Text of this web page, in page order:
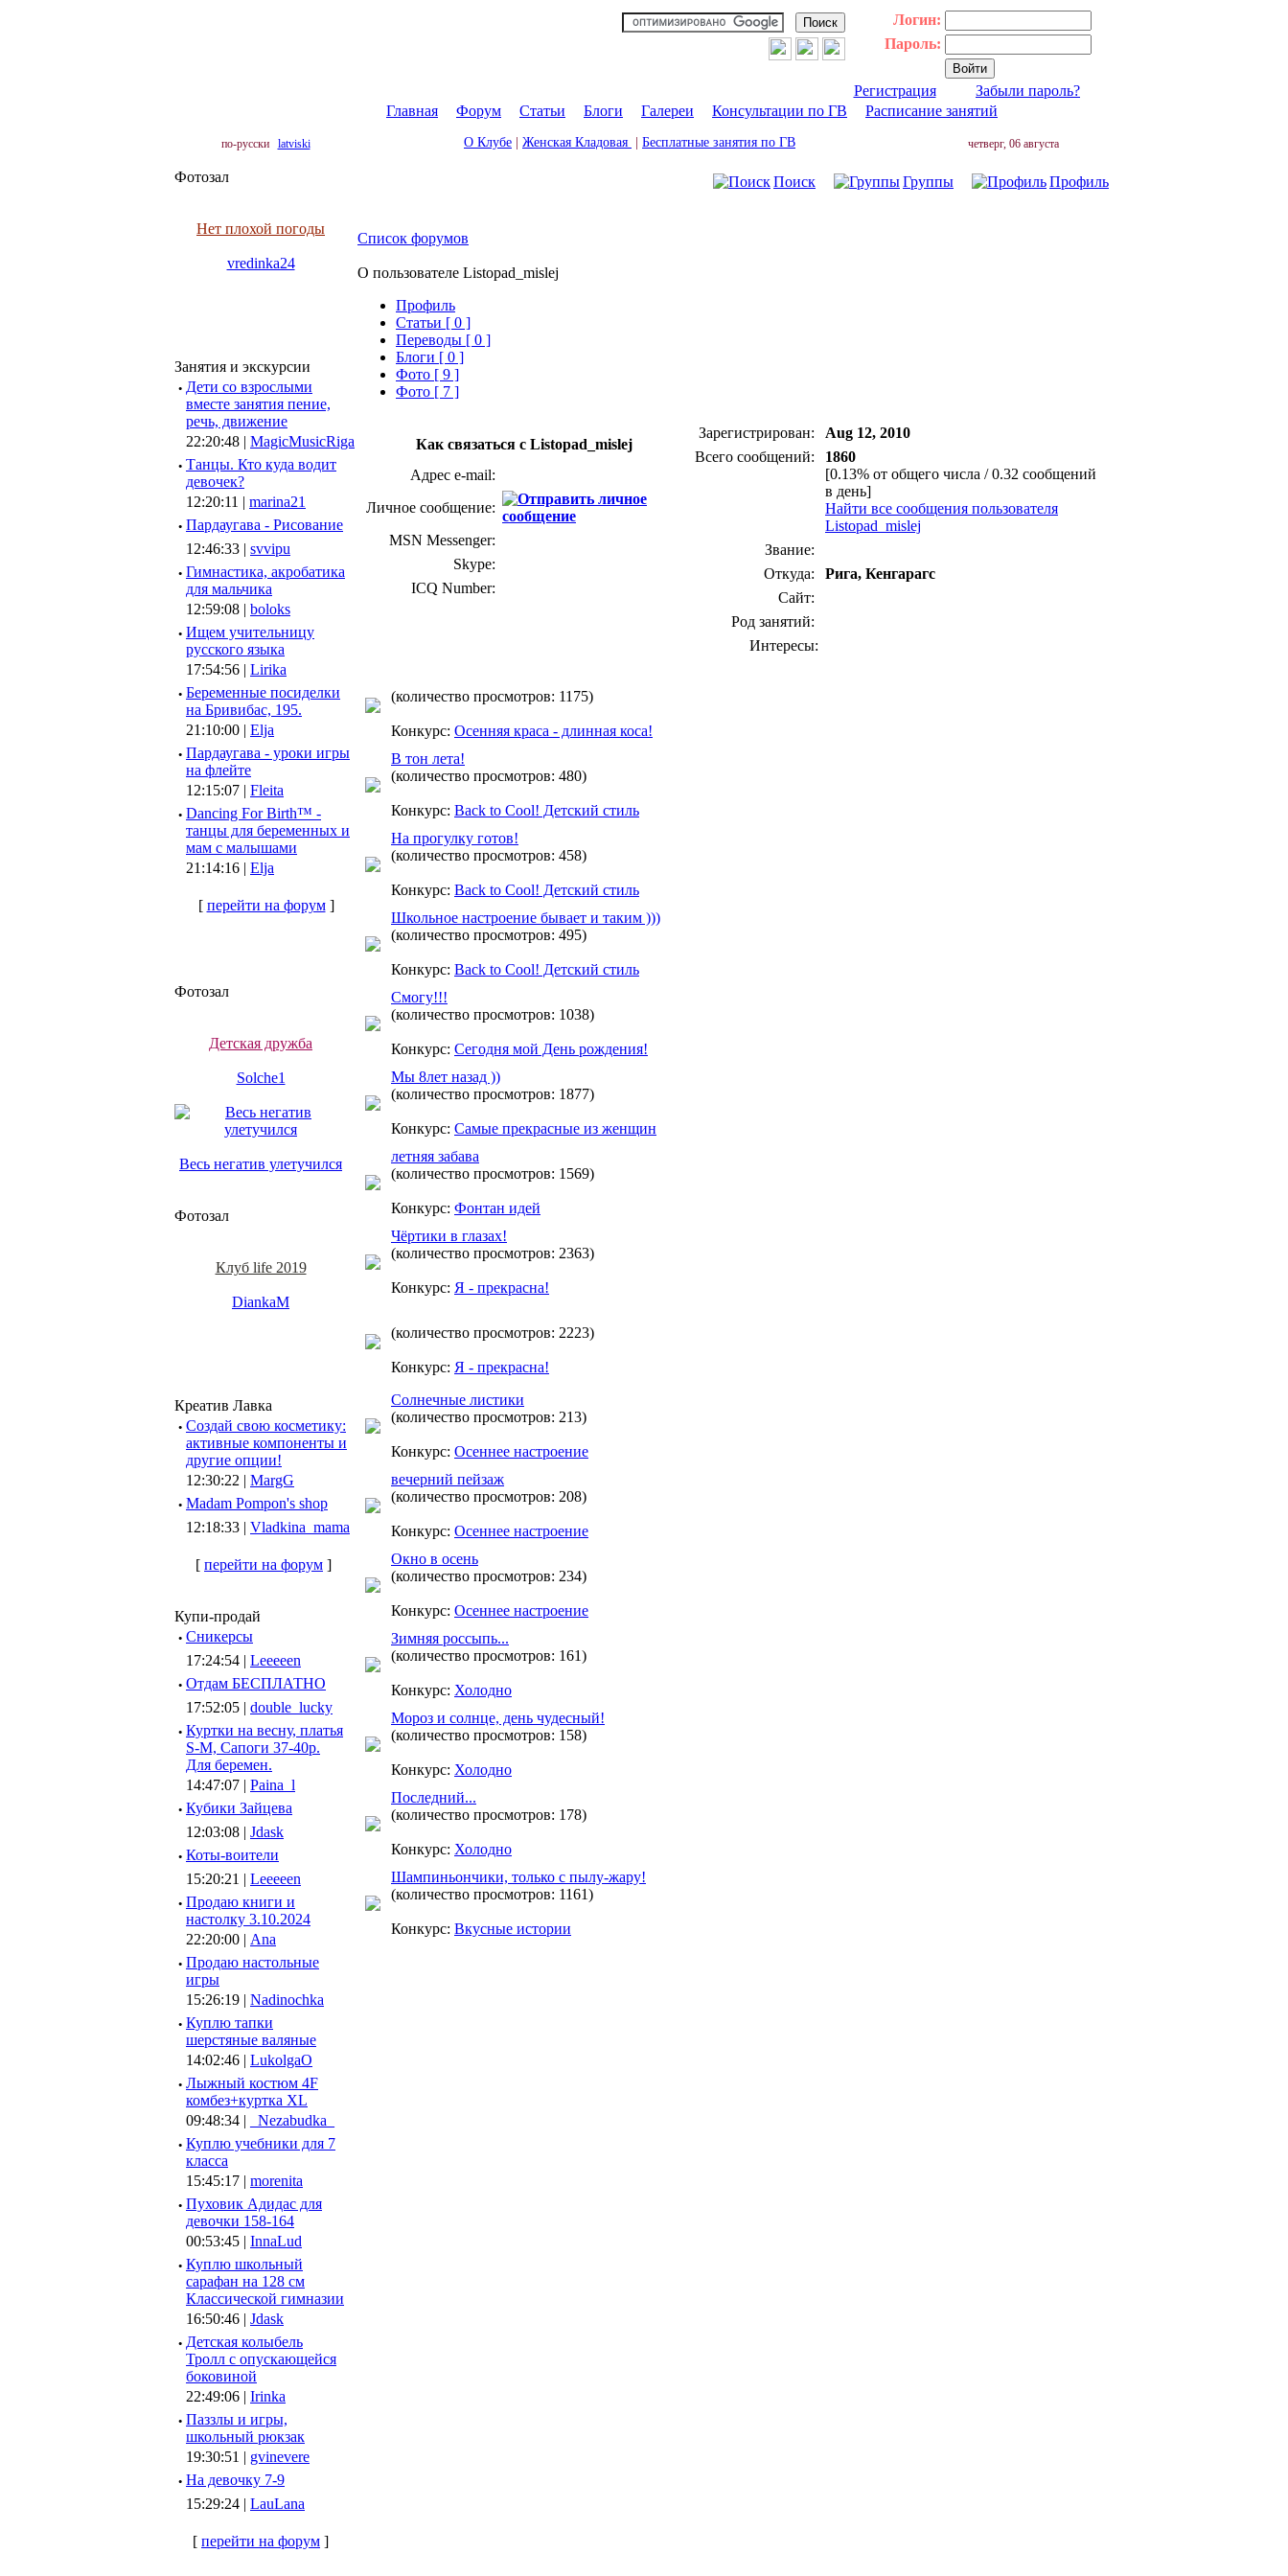
Логин:
Пароль:
Регистрация
Забыли пароль?
Главная
Форум Статьи Блоги Галереи Консультации по ГВ Расписание занятий
по-русски latviski О Клубе Женская Кладовая Бесплатные занятия по ГВ четверг, 06 августа
Фотозал
Нет плохой погоды
vredinka24
Занятия и экскурсии
· Дети со взрослыми
вместе занятия пение,
речь, движение
22:20:48 | MagicMusicRiga
· Танцы. Кто куда водит
девочек?
12:20:11 | marina21
· Пардаугава - Рисование
12:46:33 | svvipu
· Гимнастика, акробатика
для мальчика
12:59:08 | boloks
· Ищем учительницу
русского языка
17:54:56 | Lirika
· Беременные посиделки
на Бривибас, 195.
21:10:00 | Elja
· Пардаугава - уроки игры
на флейте
12:15:07 | Fleita
· Dancing For Birth™ -
танцы для беременных и
мам с малышами
21:14:16 | Elja
[ перейти на форум]
Фотозал
Детская дружба
Solche1
Весь негатив улетучился
Фотозал
Клуб life 2019
DiankaM
Креатив Лавка
· Создай свою косметику:
активные компоненты и
другие опции!
12:30:22 | MargG
· Madam Pompon's shop
12:18:33 | Vladkina_mama
[ перейти на форум ]
Купи-продай
· Сникерсы
17:24:54 | Leeeeen
· Отдам БЕСПЛАТНО
17:52:05 | double_lucky
· Куртки на весну, платья
S-M, Сапоги 37-40р.
Для беремен.
14:47:07 | Paina_l
· Кубики Зайцева
12:03:08 | Jdask
· Коты-воители
15:20:21 | Leeeeen
· Продаю книги и
настолку 3.10.2024
22:20:00 | Ana
· Продаю настольные
игры
15:26:19 | Nadinochka
· Куплю тапки
шерстяные валяные
14:02:46 | LukolgaO
· Лыжный костюм 4F
комбез+куртка XL
09:48:34 |
_Nezabudka_
· Куплю учебники для 7
класса
15:45:17 | morenita
· Пуховик Адидас для
девочки 158-164
00:53:45 | InnaLud
· Куплю школьный
сарафан на 128 см
Классической гимназии
16:50:46 | Jdask
· Детская колыбель
Тролл с опускающейся
боковиной
22:49:06 | Irinka
· Паззлы и игры,
школьный рюкзак
19:30:51 | gvinevere
· Hа девочку 7-9
15:29:24 | LauLana
[ перейти на форум ]
Поиск Группы Профиль
Список форумов
О пользователе Listopad_mislej
Профиль
Cтатьи [ 0 ]
Переводы [ 0 ]
Блоги [ 0 ]
Фото [ 9 ]
Фото [ 7 ]
Зарегистрирован:
Aug 12, 2010
Всего сообщений:
1860
[0.13% от общего числа / 0.32 сообщений
в день]
Найти все сообщения пользователя
Listopad_mislej
Звание:
Откуда:
Рига, Кенгарагс
Сайт:
Род занятий:
Интересы:
Как связаться с Listopad_mislej
Адрес e-mail:
Личное сообщение:
MSN Messenger:
Skype:
ICQ Number:
(количество просмотров: 1175)
Конкурс: Осенняя краса - длинная коса!
В тон лета!
(количество просмотров: 480)
Конкурс: Back to Cool! Детский стиль
На прогулку готов!
(количество просмотров: 458)
Конкурс: Back to Cool! Детский стиль
Школьное настроение бывает и таким )))
(количество просмотров: 495)
Конкурс: Back to Cool! Детский стиль
Смогу!!!
(количество просмотров: 1038)
Конкурс: Сегодня мой День рождения!
Мы 8лет назад ))
(количество просмотров: 1877)
Конкурс: Самые прекрасные из женщин
летняя забава
(количество просмотров: 1569)
Конкурс: Фонтан идей
Чёртики в глазах!
(количество просмотров: 2363)
Конкурс: Я - прекрасна!
(количество просмотров: 2223)
Конкурс: Я - прекрасна!
Солнечные листики
(количество просмотров: 213)
Конкурс: Осеннее настроение
вечерний пейзаж
(количество просмотров: 208)
Конкурс: Осеннее настроение
Окно в осень
(количество просмотров: 234)
Конкурс: Осеннее настроение
Зимняя россыпь...
(количество просмотров: 161)
Конкурс: Холодно
Мороз и солнце, день чудесный!
(количество просмотров: 158)
Конкурс: Холодно
Последний...
(количество просмотров: 178)
Конкурс: Холодно
Шампиньончики, только с пылу-жару!
(количество просмотров: 1161)
Конкурс: Вкусные истории